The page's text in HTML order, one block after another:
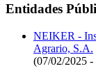
Entidades
NEIKER -
Agrario, S.A.
(07/02/2025 -